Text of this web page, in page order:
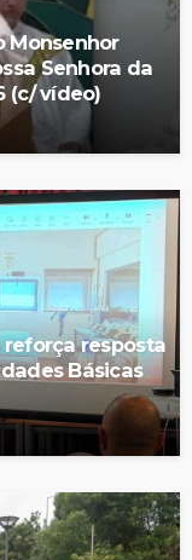
Monsenhor
Senhora da
(c/ vídeo)
reforça resposta
Básicas